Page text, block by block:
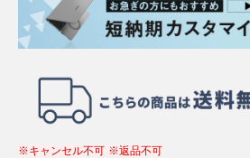
※キャンセル不可 ※返品不可